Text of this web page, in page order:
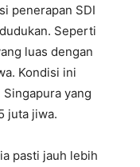
penerapan SDI
Seperti
luas dengan
Kondisi ini
yang
juta jiwa.
pasti jauh lebih